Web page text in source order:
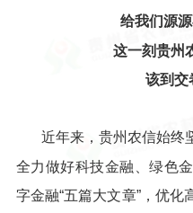
给我们源
这一刻贵州
该到交
近年来，贵州农信始终
全力做好科技金融、绿色
字金融“五篇大文章”，优